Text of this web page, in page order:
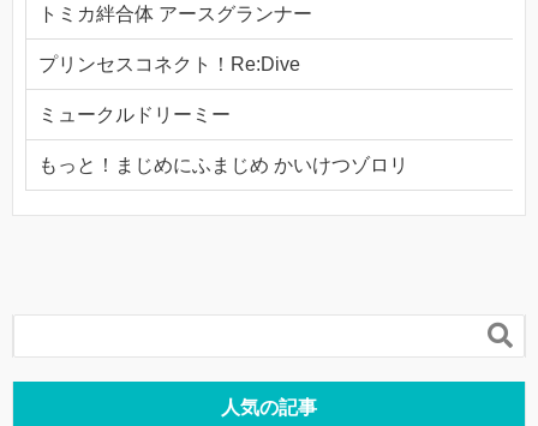
トミカ絆合体 アースグランナー
プリンセスコネクト！Re:Dive
ミュークルドリーミー
もっと！まじめにふまじめ かいけつゾロリ

人気の記事